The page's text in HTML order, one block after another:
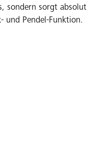
sondern sorgt absolut
und Pendel-Funktion.